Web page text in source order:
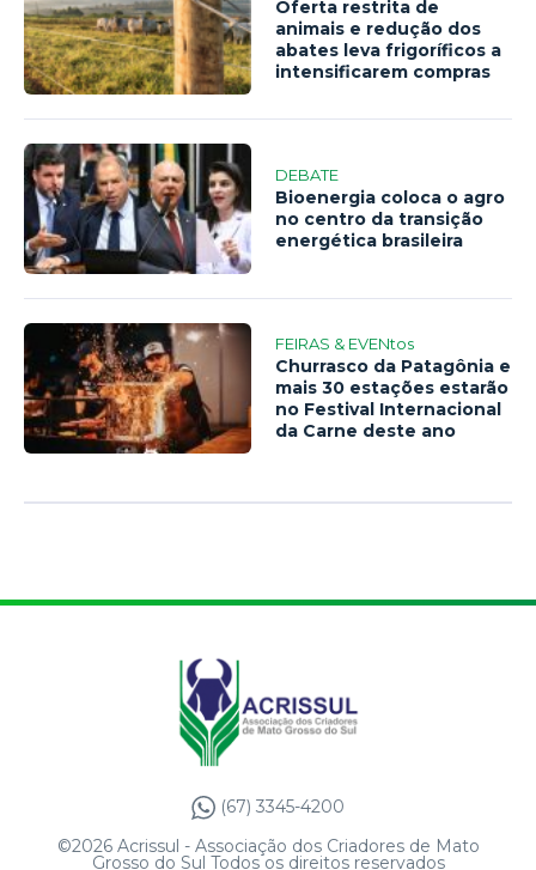
Oferta restrita de
animais e redução dos
abates leva frigoríficos a
intensificarem compras
DEBATE
Bioenergia coloca o agro
no centro da transição
energética brasileira
FEIRAS & EVENtos
Churrasco da Patagônia e
mais 30 estações estarão
no Festival Internacional
da Carne deste ano
(67) 3345-4200
©2026 Acrissul - Associação dos Criadores de Mato
Grosso do Sul Todos os direitos reservados